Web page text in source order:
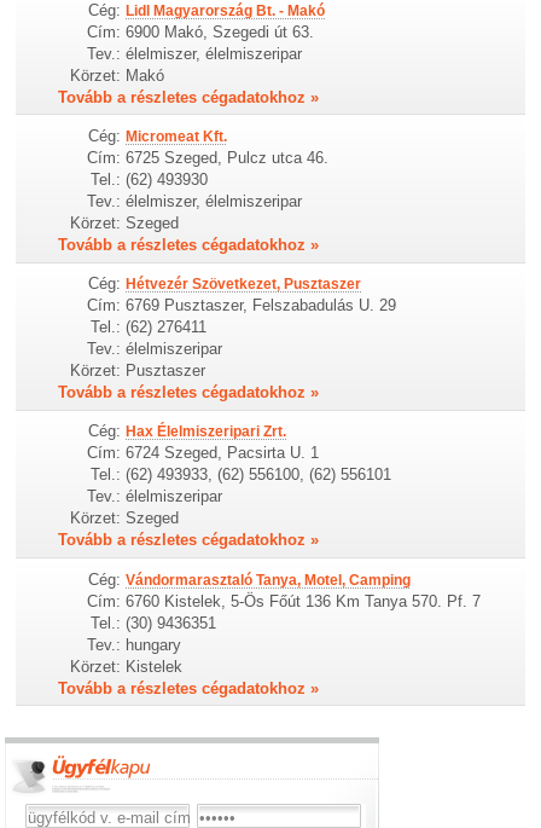
Cég: Lidl Magyarország Bt. - Makó
Cím: 6900 Makó, Szegedi út 63.
Tev.: élelmiszer, élelmiszeripar
Körzet: Makó
Tovább a részletes cégadatokhoz »
Cég: Micromeat Kft.
Cím: 6725 Szeged, Pulcz utca 46.
Tel.: (62) 493930
Tev.: élelmiszer, élelmiszeripar
Körzet: Szeged
Tovább a részletes cégadatokhoz »
Cég: Hétvezér Szövetkezet, Pusztaszer
Cím: 6769 Pusztaszer, Felszabadulás U. 29
Tel.: (62) 276411
Tev.: élelmiszeripar
Körzet: Pusztaszer
Tovább a részletes cégadatokhoz »
Cég: Hax Élelmiszeripari Zrt.
Cím: 6724 Szeged, Pacsirta U. 1
Tel.: (62) 493933, (62) 556100, (62) 556101
Tev.: élelmiszeripar
Körzet: Szeged
Tovább a részletes cégadatokhoz »
Cég: Vándormarasztaló Tanya, Motel, Camping
Cím: 6760 Kistelek, 5-Ös Főút 136 Km Tanya 570. Pf. 7
Tel.: (30) 9436351
Tev.: hungary
Körzet: Kistelek
Tovább a részletes cégadatokhoz »